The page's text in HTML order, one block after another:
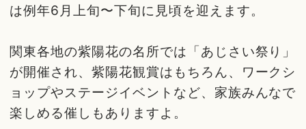
は例年6月上旬〜下旬に見頃を迎えます。
関東各地の紫陽花の名所では「あじさい祭り」
が開催され、紫陽花観賞はもちろん、ワークシ
ョップやステージイベントなど、家族みんなで
楽しめる催しもありますよ。